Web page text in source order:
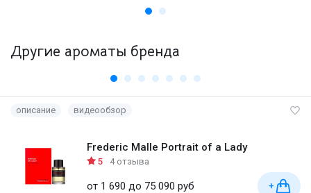
Другие ароматы бренда
описание видеообзор
Frederic Malle Portrait of a Lady
5 4 отзыва
от 1 690 до 75 090 руб +